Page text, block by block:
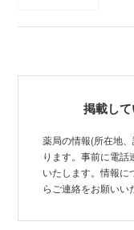
掲載し
薬局の情報(所在地
ります。事前に電
いたします。情報に
らご連絡をお願いい